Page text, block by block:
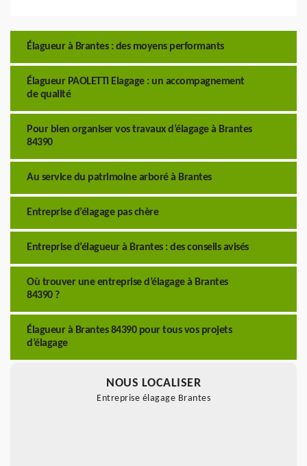
Élagueur à Brantes : des moyens performants
Élagueur PAOLETTI Elagage : un accompagnement
de qualité
Pour bien organiser vos travaux d’élagage à Brantes
84390
Au service du patrimoine arboré à Brantes
Entreprise d’élagage pas chère
Entreprise d’élagueur à Brantes : des conseils avisés
Où trouver une entreprise d’élagage à Brantes
84390 ?
Élagueur à Brantes 84390 pour tous vos projets
d’élagage
NOUS LOCALISER
Entreprise élagage Brantes